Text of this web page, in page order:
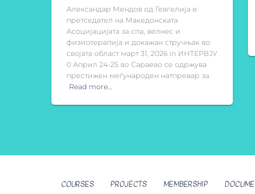
Александар Мендов од Гевгелија е
претседател на Македонската
Асоцијацијата за спа, велнес и
физиотерапија и докажан стручњак во
својата област март 31, 2026 in ИНТЕРВЈУ
0 Април 24-25 во Сараево се одржува
престижен меѓународен натпревар за
Read more…
COURSES PROJECTS MEMBERSHIP